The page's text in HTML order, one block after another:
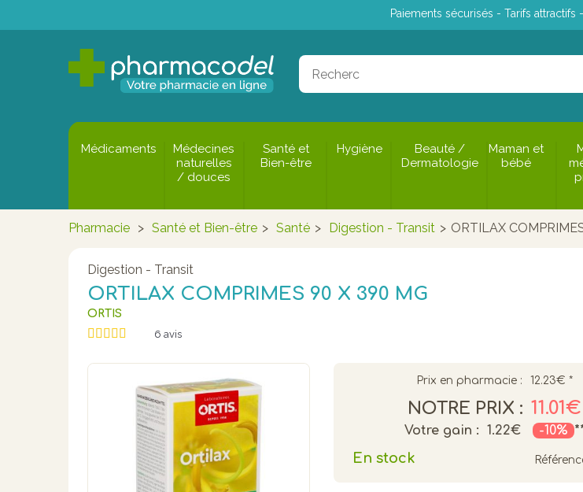
Paiements sécurisés - Tarifs attractifs
Médicaments
Médecines
naturelles
/ douces
Santé et
Bien-être
Hygiène
Beauté /
Dermatologie
Maman et
bébé
Pharmacie > Santé et Bien-être > Santé > Digestion - Transit > ORTILAX
Digestion - Transit
ORTILAX COMPRIMES 90 X 390 MG
ORTIS
6 avis
Prix en pharmacie : 12.23€ *
NOTRE PRIX : 11.01€
Votre gain : 1.22€ -10%
En stock